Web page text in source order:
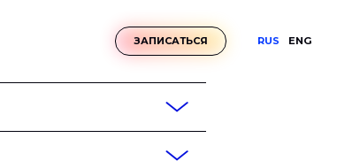
ЗАПИСАТЬСЯ RUS ENG